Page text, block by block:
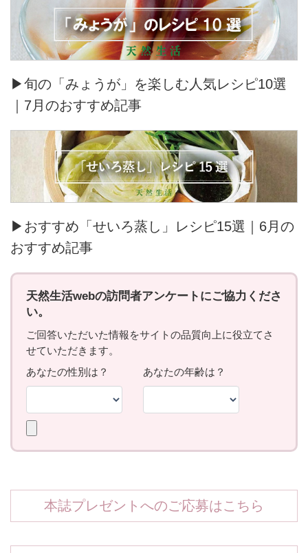
▶旬の「みょうが」を楽しむ人気レシピ10選
｜7月のおすすめ記事
▶おすすめ「せいろ蒸し」レシピ15選｜6月の
おすすめ記事
本誌プレゼントへのご応募はこちら